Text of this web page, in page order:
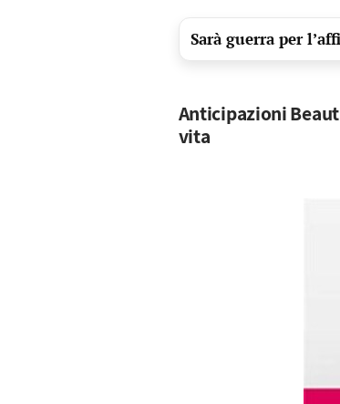
Sarà guerra per
Anticipazioni
vita